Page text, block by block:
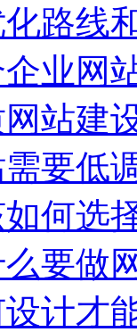
路线
业网
站建
要低
何选
要做
计才